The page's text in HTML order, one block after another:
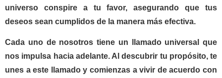
universo conspire a tu favor, asegurando que tus
deseos sean cumplidos de la manera más efectiva.
Cada uno de nosotros tiene un llamado universal que
nos impulsa hacia adelante. Al descubrir tu propósito, te
unes a este llamado y comienzas a vivir de acuerdo con